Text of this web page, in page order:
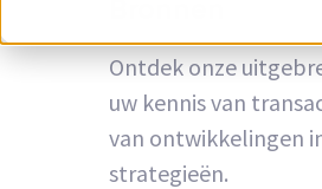
Ontdek onze
uw kennis van
van ontwikkelingen
strategieën.